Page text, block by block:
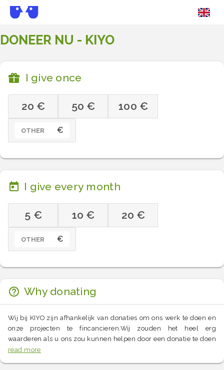
DONEER NU - KIYO
I give once
20 € 50 € 100 €
OTHER €
I give every month
5 € 10 € 20 €
OTHER €
Why donating
Wij bij KIYO zijn afhankelijk van donaties om ons werk te doen en
onze projecten te fincancieren.Wij zouden het heel erg
waarderen als u ons zou kunnen helpen door een donatie te doen
en onze oproep tot donaties bekend te maken bij anderen. Er
read more